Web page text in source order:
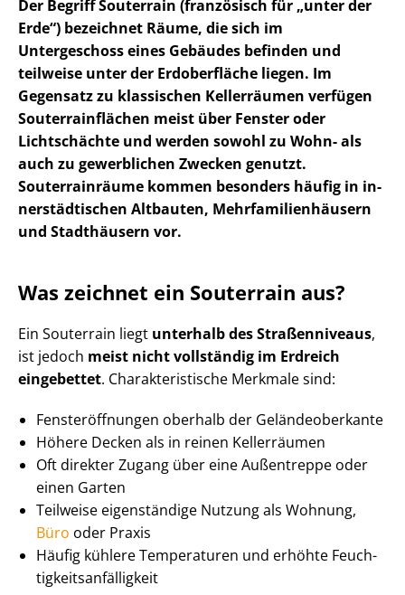
Der Begriff Souterrain (französisch für „unter der
Erde“) bezeichnet Räume, die sich im
Untergeschoss eines Gebäudes befinden und
teilweise unter der Erdoberfläche liegen. Im
Gegensatz zu klassischen Kellerräumen verfügen
Sou­ter­rain­flä­chen meist über Fenster oder
Lichtschächte und werden sowohl zu Wohn- als
auch zu gewerblichen Zwecken genutzt.
Souterrainräume kommen besonders häufig in in­
ner­städ­ti­schen Altbauten, Mehr­fa­mi­li­en­häu­sern
und Stadthäusern vor.
Was zeichnet ein Souterrain aus?
Ein Souterrain liegt unterhalb des Straßenniveaus,
ist jedoch meist nicht vollständig im Erdreich
eingebettet. Cha­rak­te­ris­ti­sche Merkmale sind:
Fens­ter­öff­nun­gen oberhalb der Ge­län­de­ober­kan­te
Höhere Decken als in reinen Kellerräumen
Oft direkter Zugang über eine Außentreppe oder
einen Garten
Teilweise eigenständige Nutzung als Wohnung,
Büro oder Praxis
Häufig kühlere Temperaturen und erhöhte Feuch­
tig­keits­an­fäl­lig­keit